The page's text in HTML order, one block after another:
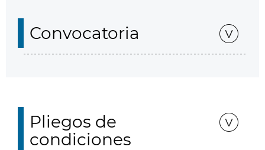
Convocatoria
Pliegos de
condiciones